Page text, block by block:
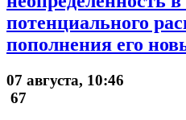
потенциального
пополнения его
07 августа, 10:46
67